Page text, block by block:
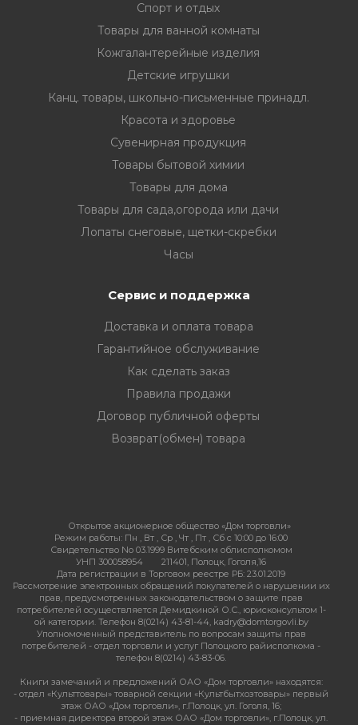
Спорт и отдых
Товары для ванной комнаты
Кожгалантерейные изделия
Детские игрушки
Канц. товары, школьно-письменные принадл.
Красота и здоровье
Сувенирная продукция
Товары бытовой химии
Товары для дома
Товары для сада,огорода или дачи
Лопаты снеговые, щетки-скребки
Часы
Сервис и поддержка
Доставка и оплата товара
Гарантийное обслуживание
Как сделать заказ
Правила продажи
Договор публичной оферты
Возврат(обмен) товара
Открытое акционерное общество «Дом торговли»
Режим работы: Пн , Вт , Ср , Чт , Пт , Сб c 10:00 до 16:00
Свидетельство No 03.1999 Витебским облисполкомом
УНП 300058954
211401, Полоцк, Гоголя,16
Дата регистрации в Торговом реестре РБ: 23.01.2019
Рассмотрение электронных обращений покупателей о нарушении их
прав, предусмотренных законодательством о защите прав
потребителей осуществляется Демидкиной О.С., юрисконсультом 1-
ой категории. Телефон 8(0214) 43-81-44, kadry@domtorgovli.by
Уполномоченный представитель по вопросам защиты прав
потребителей - отдел торговли и услуг Полоцкого райисполкома -
телефон 8(0214) 43-83-06.
Книги замечаний и предложений ОАО «Дом торговли» находятся:
- отдел «Культтовары» товарной секции «Культбытхозтовары» первый
этаж ОАО «Дом торговли», г.Полоцк, ул. Гоголя, 16;
- приемная директора второй этаж ОАО «Дом торговли», г.Полоцк, ул.